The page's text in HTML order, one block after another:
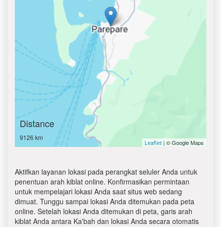
Distance
9126 km
Leaflet | © Google Maps
Aktifkan layanan lokasi pada perangkat seluler Anda untuk
penentuan arah kiblat online. Konfirmasikan permintaan
untuk mempelajari lokasi Anda saat situs web sedang
dimuat. Tunggu sampai lokasi Anda ditemukan pada peta
online. Setelah lokasi Anda ditemukan di peta, garis arah
kiblat Anda antara Ka'bah dan lokasi Anda secara otomatis